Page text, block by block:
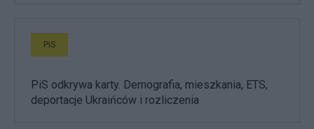
PiS
PiS odkrywa karty. Demografia, mieszkania, ETS,
deportacje Ukraińców i rozliczenia